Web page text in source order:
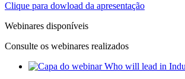
Clique para dowload da apresentação
Webinares disponíveis
Consulte os webinares realizados